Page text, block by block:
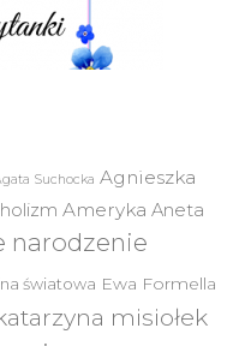
Suchocka Agnieszka
Ameryka Aneta
narodzenie
światowa Ewa Formella
misiołek